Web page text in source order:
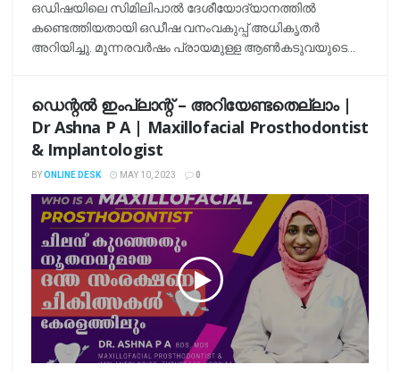
ഒഡിഷയിലെ സിമിലിപാൽ ദേശീയോദ്യാനത്തിൽ
കണ്ടെത്തിയതായി ഒഡീഷ വനംവകുപ്പ് അധികൃതർ
അറിയിച്ചു. മൂന്നരവർഷം പ്രായമുള്ള ആൺകടുവയുടെ...
ഡെന്റല്‍ ഇംപ്ലാന്റ് – അറിയേണ്ടതെല്ലാം |
Dr Ashna P A | Maxillofacial Prosthodontist
& Implantologist
BYONLINE DESK MAY 10, 2023 0